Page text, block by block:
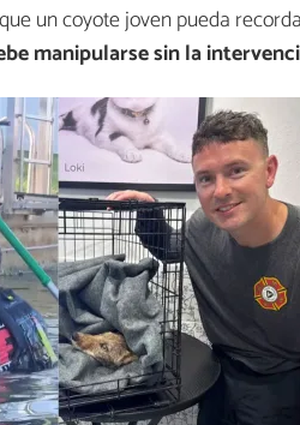
un coyote joven pueda
manipularse sin la